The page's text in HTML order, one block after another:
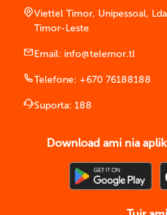
Viettel Timor, Unipessoal,
Timor-Leste
Email: info@telemor.tl
Telefone: +670 76188188
Suporta: 188
Download ami nia